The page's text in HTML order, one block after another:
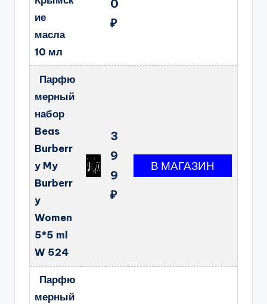
ие
масла
10 мл
0
₽
Парфю
мерный
набор
Beas
Burberr
y My
Burberr
y
Women
5*5 ml
W 524
3
9
9
₽
Парфю
мерный